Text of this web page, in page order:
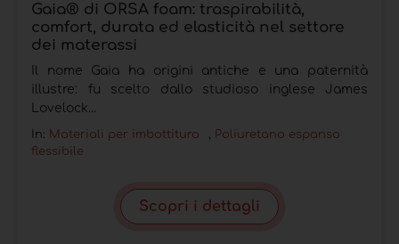
Gaia® di ORSA foam: traspirabilità,
comfort, durata ed elasticità nel settore
dei materassi
Il nome Gaia ha origini antiche e una paternità
illustre: fu scelto dallo studioso inglese James
Lovelock...
In: Materiali per imbottitura , Poliuretano espanso
flessibile
Scopri i dettagli